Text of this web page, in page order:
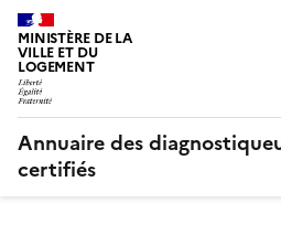
MINISTÈRE DE LA
VILLE ET DU
LOGEMENT
Annuaire des
certifiés